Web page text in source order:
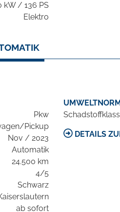
kW / 136 PS
Elektro
Pkw
Pickup
Nov / 2023
Automatik
24.500 km
4/5
Schwarz
ab sofort
DETAILS